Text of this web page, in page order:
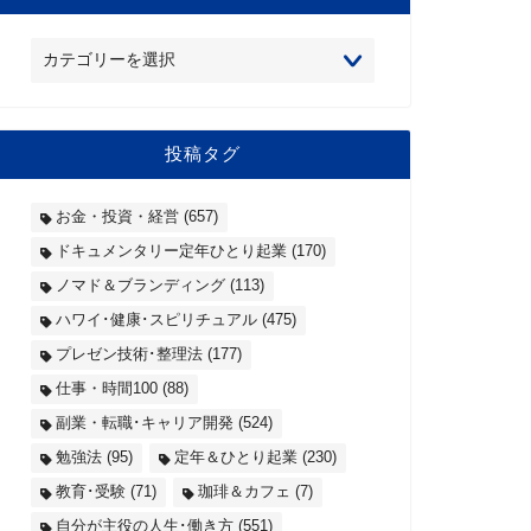
投稿タグ
お金・投資・経営(657)
ドキュメンタリー定年ひとり起業(170)
ノマド＆ブランディング(113)
ハワイ･健康･スピリチュアル(475)
プレゼン技術･整理法(177)
仕事・時間100(88)
副業・転職･キャリア開発(524)
勉強法(95) 定年＆ひとり起業(230)
教育･受験(71) 珈琲＆カフェ (7)
自分が主役の人生･働き方(551)